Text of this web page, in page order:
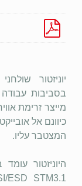
יוניזטור
בסביבות
מייצר זרימת
כיוונם אל
המצטבר עליו.